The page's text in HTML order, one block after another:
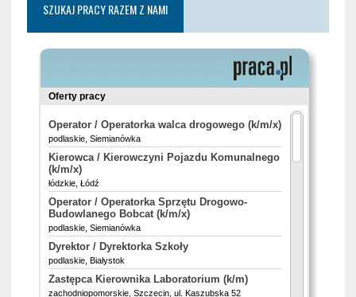
SZUKAJ PRACY RAZEM Z NAMI